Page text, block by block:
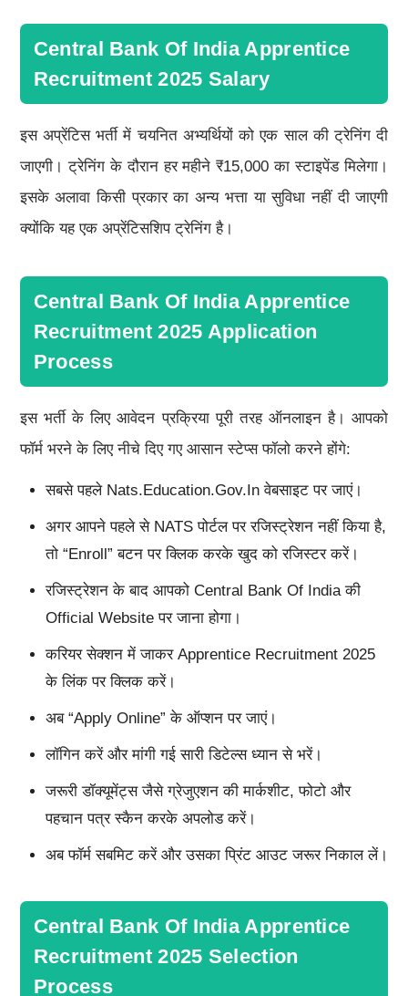
Central Bank Of India Apprentice
Recruitment 2025 Salary
इस अप्रेंटिस भर्ती में चयनित अभ्यर्थियों को एक साल की ट्रेनिंग दी
जाएगी। ट्रेनिंग के दौरान हर महीने ₹15,000 का स्टाइपेंड मिलेगा।
इसके अलावा किसी प्रकार का अन्य भत्ता या सुविधा नहीं दी जाएगी
क्योंकि यह एक अप्रेंटिसशिप ट्रेनिंग है।
Central Bank Of India Apprentice
Recruitment 2025 Application
Process
इस भर्ती के लिए आवेदन प्रक्रिया पूरी तरह ऑनलाइन है। आपको
फॉर्म भरने के लिए नीचे दिए गए आसान स्टेप्स फॉलो करने होंगे:
सबसे पहले Nats.education.gov.in वेबसाइट पर जाएं।
अगर आपने पहले से NATS पोर्टल पर रजिस्ट्रेशन नहीं किया है,
तो “Enroll” बटन पर क्लिक करके खुद को रजिस्टर करें।
रजिस्ट्रेशन के बाद आपको Central Bank Of India की
Official Website पर जाना होगा।
करियर सेक्शन में जाकर Apprentice Recruitment 2025
के लिंक पर क्लिक करें।
अब “Apply Online” के ऑप्शन पर जाएं।
लॉगिन करें और मांगी गई सारी डिटेल्स ध्यान से भरें।
जरूरी डॉक्यूमेंट्स जैसे ग्रेजुएशन की मार्कशीट, फोटो और
पहचान पत्र स्कैन करके अपलोड करें।
अब फॉर्म सबमिट करें और उसका प्रिंट आउट जरूर निकाल लें।
Central Bank Of India Apprentice
Recruitment 2025 Selection
Process